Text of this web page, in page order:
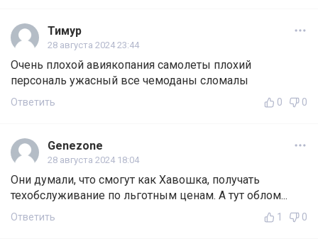
Тимур
28 августа 2024 23:44
Очень плохой авиякопания самолеты плохий
персональ ужасный все чемоданы сломалы
Ответить 0 0
Genezone
28 августа 2024 18:04
Они думали, что смогут как Хавошка, получать
техобслуживание по льготным ценам. А тут облом...
Ответить 1 0